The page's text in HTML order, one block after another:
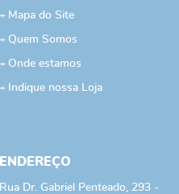
Mapa do Site
Quem Somos
Onde estamos
Indique nossa Loja
ENDEREÇO
Rua Dr. Gabriel Penteado, 293 -